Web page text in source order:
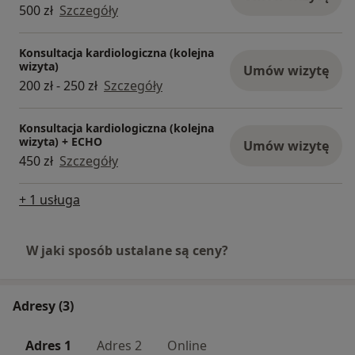
500 zł Szczegóły
Konsultacja kardiologiczna (kolejna
wizyta)
200 zł - 250 zł Szczegóły
Umów wizytę
Konsultacja kardiologiczna (kolejna
wizyta) + ECHO
450 zł Szczegóły
Umów wizytę
+ 1 usługa
W jaki sposób ustalane są ceny?
Adresy (3)
Adres 1 Adres 2 Online